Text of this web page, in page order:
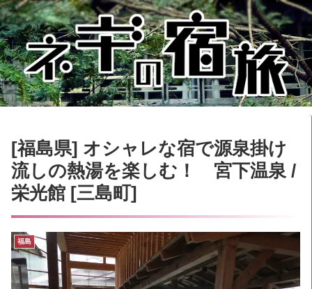
[福島県] オシャレな宿で源泉掛け
流しの熱湯を楽しむ！ 宮下温泉 /
栄光館 [三島町]
福島